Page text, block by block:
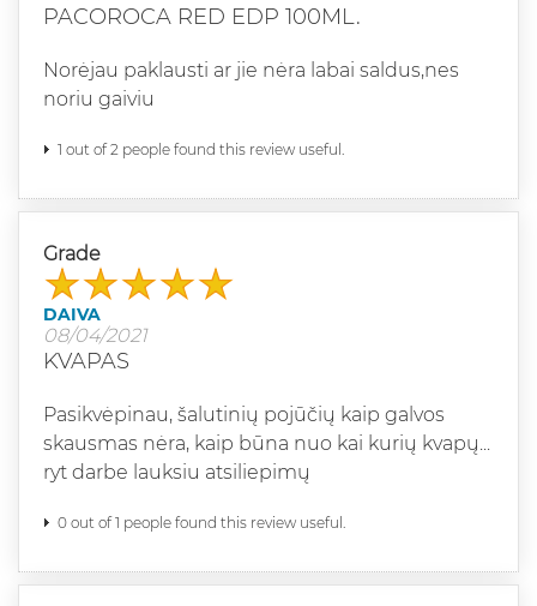
PACOROCA RED EDP 100ML.
Norėjau paklausti ar jie nėra labai saldus,nes
noriu gaiviu
1 out of 2 people found this review useful.
Grade
DAIVA
08/04/2021
KVAPAS
Pasikvėpinau, šalutinių pojūčių kaip galvos
skausmas nėra, kaip būna nuo kai kurių kvapų...
ryt darbe lauksiu atsiliepimų
0 out of 1 people found this review useful.